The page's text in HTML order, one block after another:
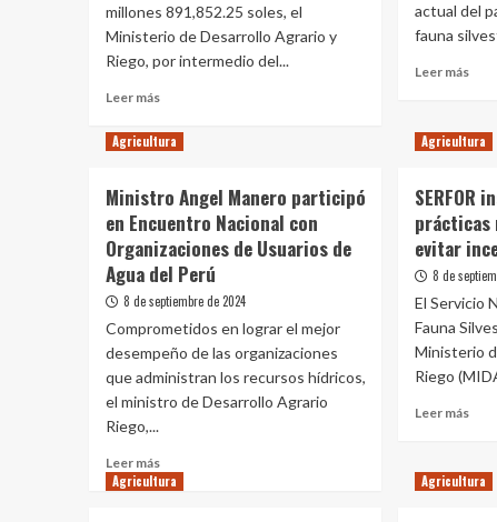
millones 891,852.25 soles, el
Ministerio de Desarrollo Agrario y
Riego, por intermedio del...
Leer másLeer
sobre
proyecto
de
riego
de
más
de
4
millones
de
para
impulsar
actual del
fauna
Leer más
El
Perú
Agricultura
Ministro Angel Manero participó
en Encuentro Nacional con
Organizaciones de Usuarios de
Agua del Perú
8 de septiembre de 2024
Comprometidos en lograr el mejor
desempeño de las organizaciones
que administran los recursos hídricos,
el ministro de Desarrollo Agrario
Riego,...
Leer másLeer
más
Agricultura
SERFOR
prácticas
evitar
8 de
El Servicio
Fauna
Ministerio
Riego
Leer más
insta
Agricultura Agricultura